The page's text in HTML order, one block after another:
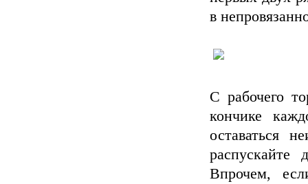
в
С рабочего
кончике
оставаться
Впрочем,